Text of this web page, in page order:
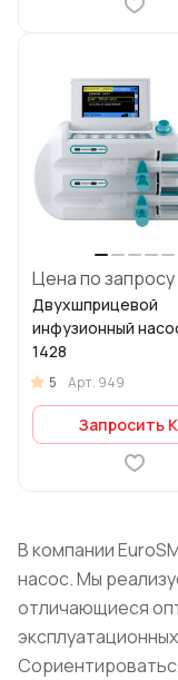
Цена по запросу
Двухшприцевой
инфузионный
1428
5 Арт. 949
Запросить
В компании
насос. Мы
отличающиеся